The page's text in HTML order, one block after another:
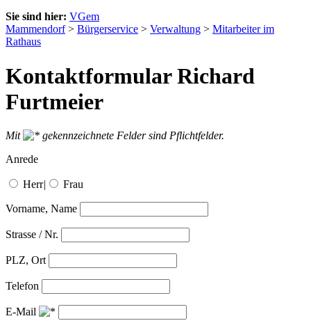
Sie sind hier: VGem
Mammendorf> Bürgerservice > Verwaltung > Mitarbeiter im
Rathaus
Kontaktformular Richard
Furtmeier
Mit
gekennzeichnete Felder sind Pflichtfelder.
Anrede
Herr| Frau
Vorname, Name
Strasse / Nr.
PLZ, Ort
Telefon
E-Mail